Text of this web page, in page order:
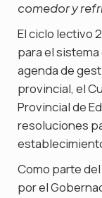
comedor y
El ciclo lectivo
para el
agenda de
provincial, el
Provincial de
resoluciones
Como parte
por el